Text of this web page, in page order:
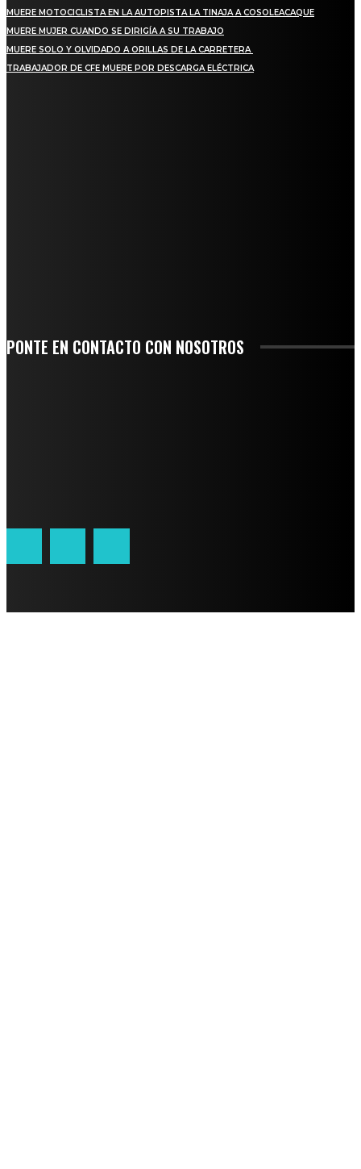
MUERE MOTOCICLISTA EN LA AUTOPISTA LA TINAJA A COSOLEACAQUE
MUERE MUJER CUANDO SE DIRIGÍA A SU TRABAJO
MUERE SOLO Y OLVIDADO A ORILLAS DE LA CARRETERA
TRABAJADOR DE CFE MUERE POR DESCARGA ELÉCTRICA
PONTE EN CONTACTO CON NOSOTROS